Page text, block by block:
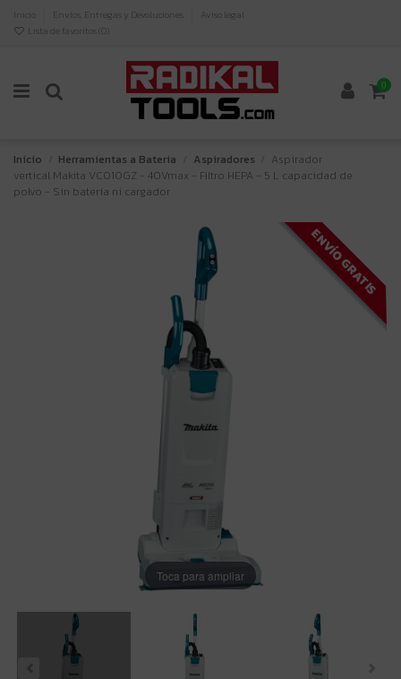
Inicio Envíos, Entregas y Devoluciones
Aviso legal
Lista de favoritos ( 0)
0
Inicio Herramientas a Bateria Aspiradores
Aspirador
vertical Makita VC010GZ - 40Vmax - Filtro HEPA - 5 L capacidad de
polvo - Sin batería ni cargador
ENVÍO GRATIS
Toca para ampliar